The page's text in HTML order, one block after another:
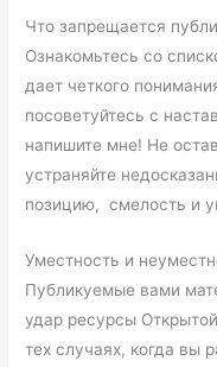
Что запрещается
Ознакомьтесь со
дает четкого
посоветуйтесь с
напишите мне! Не
устраняйте
позицию, смелость и
Уместность и
Публикуемые вами
удар ресурсы
тех случаях, когда вы